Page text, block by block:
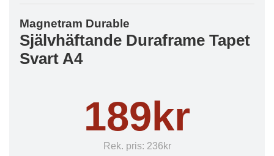
Magnetram Durable
Självhäftande Duraframe Tapet
Svart A4
189kr
Rek. pris: 236kr